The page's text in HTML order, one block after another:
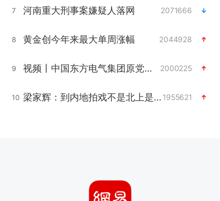
7 河南重大刑事案嫌疑人落网 2071666
8 黄金创今年来最大单周涨幅 2044928
9 视频丨中国东方电气集团原党组副书记、董事宋致远被查 2000225
10 梁家辉：到内地拍戏不是北上是回归 1955621